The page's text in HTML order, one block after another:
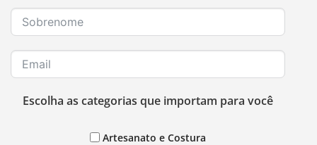
Escolha as categorias que importam para você
Artesanato e Costura